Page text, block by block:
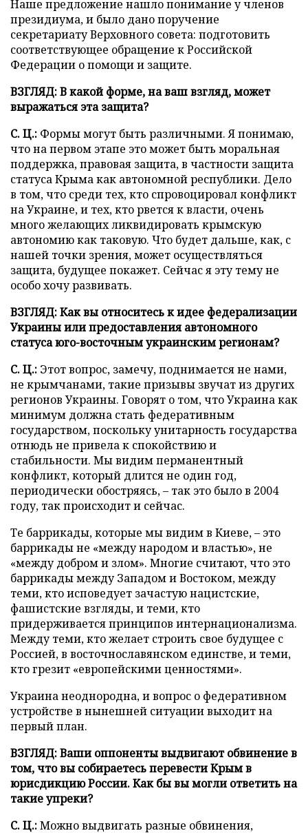
Наше предложение нашло понимание у членов
президиума, и было дано поручение
секретариату Верховного совета: подготовить
соответствующее обращение к Российской
Федерации о помощи и защите.
ВЗГЛЯД: В какой форме, на ваш взгляд, может
выражаться эта защита?
С. Ц.: Формы могут быть различными. Я понимаю,
что на первом этапе это может быть моральная
поддержка, правовая защита, в частности защита
статуса Крыма как автономной республики. Дело
в том, что среди тех, кто спровоцировал конфликт
на Украине, и тех, кто рвется к власти, очень
много желающих ликвидировать крымскую
автономию как таковую. Что будет дальше, как, с
нашей точки зрения, может осуществляться
защита, будущее покажет. Сейчас я эту тему не
особо хочу развивать.
ВЗГЛЯД: Как вы относитесь к идее федерализации
Украины или предоставления автономного
статуса юго-восточным украинским регионам?
С. Ц.: Этот вопрос, замечу, поднимается не нами,
не крымчанами, такие призывы звучат из других
регионов Украины. Говорят о том, что Украина как
минимум должна стать федеративным
государством, поскольку унитарность государства
отнюдь не привела к спокойствию и
стабильности. Мы видим перманентный
конфликт, который длится не один год,
периодически обостряясь, – так это было в 2004
году, так происходит и сейчас.
Те баррикады, которые мы видим в Киеве, – это
баррикады не «между народом и властью», не
«между добром и злом». Многие считают, что это
баррикады между Западом и Востоком, между
теми, кто исповедует зачастую нацистские,
фашистские взгляды, и теми, кто
придерживается принципов интернационализма.
Между теми, кто желает строить свое будущее с
Россией, в восточнославянском единстве, и теми,
кто грезит «европейскими ценностями».
Украина неоднородна, и вопрос о федеративном
устройстве в нынешней ситуации выходит на
первый план.
ВЗГЛЯД: Ваши оппоненты выдвигают обвинение в
том, что вы собираетесь перевести Крым в
юрисдикцию России. Как бы вы могли ответить на
такие упреки?
С. Ц.:Можно выдвигать разные обвинения,